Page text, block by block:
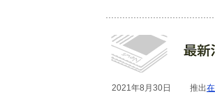
2021年8月30日 推出